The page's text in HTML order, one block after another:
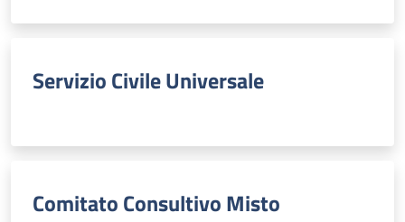
Servizio Civile Universale
Comitato Consultivo Misto